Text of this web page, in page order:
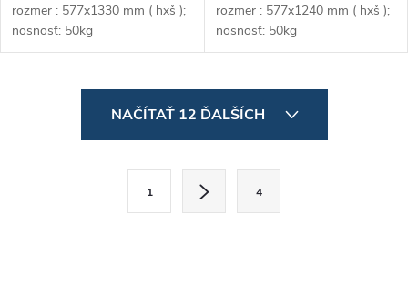
rozmer : 577x1330 mm ( hxš );
nosnosť: 50kg
rozmer : 577x1240 mm ( hxš );
nosnosť: 50kg
NAČÍTAŤ 12 ĎALŠÍCH
1 4